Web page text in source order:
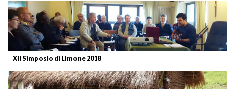
XII Simposio di Limone 2018